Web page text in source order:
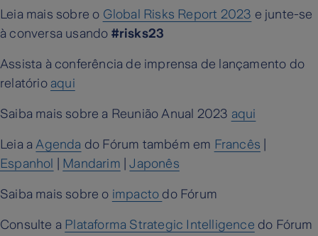
Leia mais sobre o Global Risks Report 2023 e junte-se
à conversa usando #risks23
Assista à conferência de imprensa de lançamento do
relatório aqui
Saiba mais sobre a Reunião Anual 2023 aqui
Leia aAgenda do Fórum também em Francês
Espanhol
Mandarim |Japonês
Saiba mais sobre o impacto do Fórum
Consulte a Plataforma Strategic Intelligence do Fórum